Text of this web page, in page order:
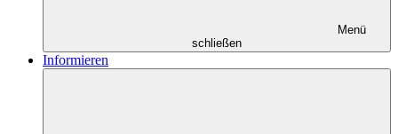
Menü
schließen
Informieren